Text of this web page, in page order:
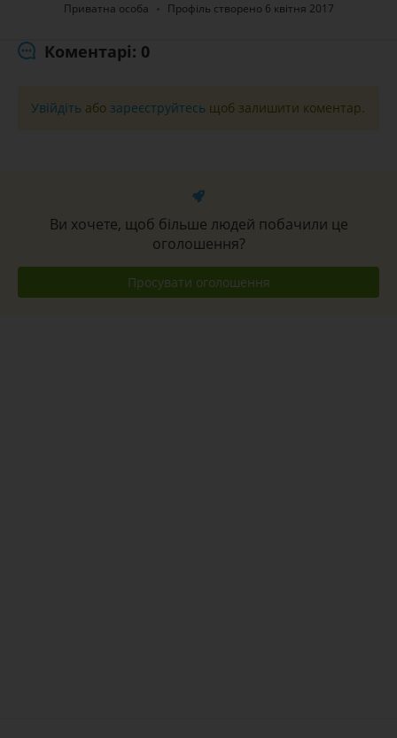
Приватна особа
Профіль створено 6 квітня 2017
Коментарі: 0
Увійдіть або зареєструйтесь щоб залишити коментар.
Ви хочете, щоб більше людей побачили це
оголошення?
Просувати оголошення